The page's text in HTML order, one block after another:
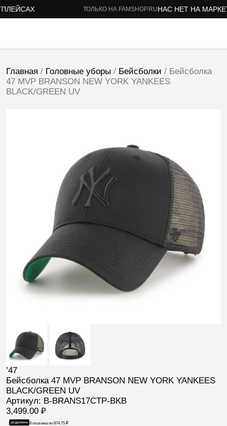
ТОЛЬКО НА FAMSHOP.RUНАС НЕТ НА
Главная / Головные уборы / Бейсболки / Бейсболка
47 MVP BRANSON NEW YORK YANKEES
BLACK/GREEN UV
’47
Бейсболка 47 MVP BRANSON NEW YORK YANKEES
BLACK/GREEN UV
Артикул: B-BRANS17CTP-BKB
3,499.00 ₽
4 платежа по 874.75 ₽